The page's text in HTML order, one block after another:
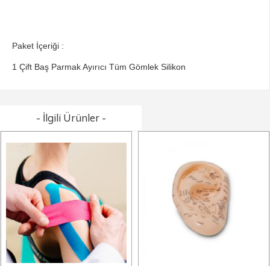
Paket İçeriği :
1 Çift Baş Parmak Ayırıcı Tüm Gömlek Silikon
- İlgili Ürünler -